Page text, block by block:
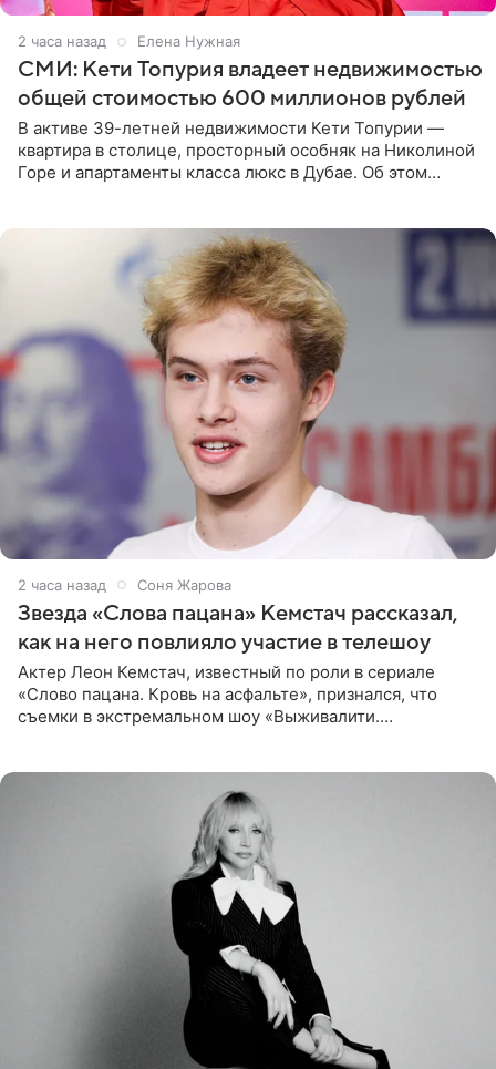
2 часа назад Елена Нужная
СМИ: Кети Топурия владеет недвижимостью
общей стоимостью 600 миллионов рублей
В активе 39-летней недвижимости Кети Топурии —
квартира в столице, просторный особняк на Николиной
Горе и апартаменты класса люкс в Дубае. Об этом
2 часа назад Соня Жарова
Звезда «Слова пацана» Кемстач рассказал,
как на него повлияло участие в телешоу
Актер Леон Кемстач, известный по роли в сериале
«Слово пацана. Кровь на асфальте», признался, что
съемки в экстремальном шоу «Выживалити.